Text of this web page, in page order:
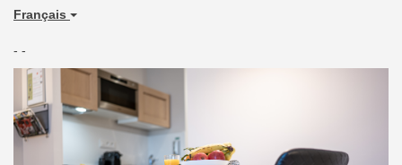
Français
- -
Previous